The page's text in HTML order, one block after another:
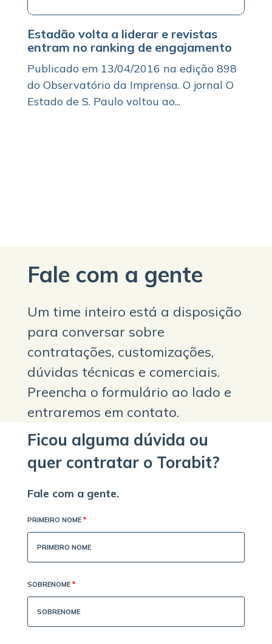
Estadão volta a liderar e revistas
entram no ranking de engajamento
Publicado em 13/04/2016 na edição 898
do Observatório da Imprensa. O jornal O
Estado de S. Paulo voltou ao...
Fale com a gente
Um time inteiro está a disposição
para conversar sobre
contratações, customizações,
dúvidas técnicas e comerciais.
Preencha o formulário ao lado e
entraremos em contato.
Ficou alguma dúvida ou
quer contratar o Torabit?
Fale com a gente.
PRIMEIRO NOME *
SOBRENOME *